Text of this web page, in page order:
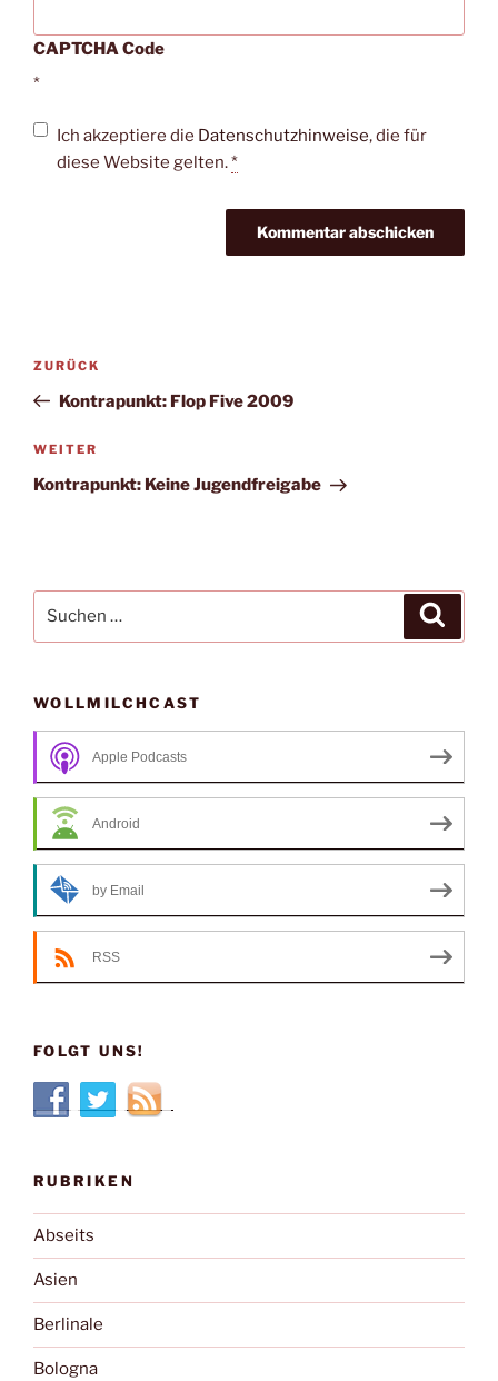
CAPTCHA Code
*
Ich akzeptiere die Datenschutzhinweise, die für
diese Website gelten.*
Beitragsnavigation
Vorheriger
Beitrag
ZURÜCK
Kontrapunkt: Flop Five 2009
Nächster
Beitrag
WEITER
Kontrapunkt: Keine Jugendfreigabe
nach:
WOLLMILCHCAST
Apple Podcasts
Android
by Email
RSS
FOLGT UNS!
RUBRIKEN
Abseits
Asien
Berlinale
Bologna